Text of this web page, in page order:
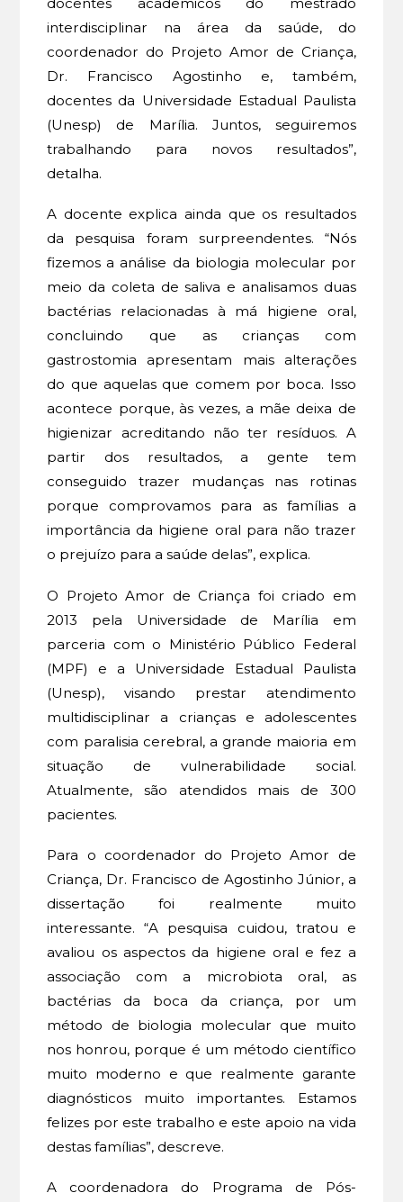
interdisciplinar na área da saúde, do
coordenador do Projeto Amor de Criança,
Dr. Francisco Agostinho e, também,
docentes da Universidade Estadual Paulista
(Unesp) de Marília. Juntos, seguiremos
trabalhando para novos resultados”,
detalha.
A docente explica ainda que os resultados
da pesquisa foram surpreendentes. “Nós
fizemos a análise da biologia molecular por
meio da coleta de saliva e analisamos duas
bactérias relacionadas à má higiene oral,
concluindo que as crianças com
gastrostomia apresentam mais alterações
do que aquelas que comem por boca. Isso
acontece porque, às vezes, a mãe deixa de
higienizar acreditando não ter resíduos. A
partir dos resultados, a gente tem
conseguido trazer mudanças nas rotinas
porque comprovamos para as famílias a
importância da higiene oral para não trazer
o prejuízo para a saúde delas”, explica.
O Projeto Amor de Criança foi criado em
2013 pela Universidade de Marília em
parceria com o Ministério Público Federal
(MPF) e a Universidade Estadual Paulista
(Unesp), visando prestar atendimento
multidisciplinar a crianças e adolescentes
com paralisia cerebral, a grande maioria em
situação de vulnerabilidade social.
Atualmente, são atendidos mais de 300
pacientes.
Para o coordenador do Projeto Amor de
Criança, Dr. Francisco de Agostinho Júnior, a
dissertação foi realmente muito
interessante. “A pesquisa cuidou, tratou e
avaliou os aspectos da higiene oral e fez a
associação com a microbiota oral, as
bactérias da boca da criança, por um
método de biologia molecular que muito
nos honrou, porque é um método científico
muito moderno e que realmente garante
diagnósticos muito importantes. Estamos
felizes por este trabalho e este apoio na vida
destas famílias”, descreve.
A coordenadora do Programa de Pós-